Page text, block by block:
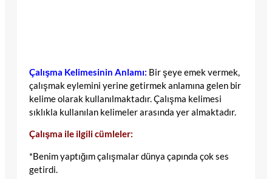
Çalışma Kelimesinin Anlamı: Bir şeye emek vermek,
çalışmak eylemini yerine getirmek anlamına gelen bir
kelime olarak kullanılmaktadır. Çalışma kelimesi
sıklıkla kullanılan kelimeler arasında yer almaktadır.
Çalışma ile ilgili cümleler:
*Benim yaptığım çalışmalar dünya çapında çok ses
getirdi.